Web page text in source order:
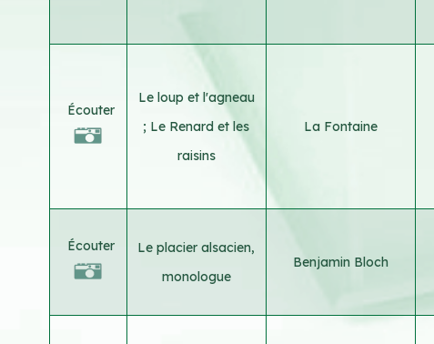
Écouter
Le loup et l'agneau
; Le Renard et les
raisins
La Fontaine
Écouter
Le placier alsacien,
monologue
Benjamin Bloch